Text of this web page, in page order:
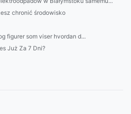
chronić środowisko
figurer som viser hvordan d...
Już Za 7 Dni?